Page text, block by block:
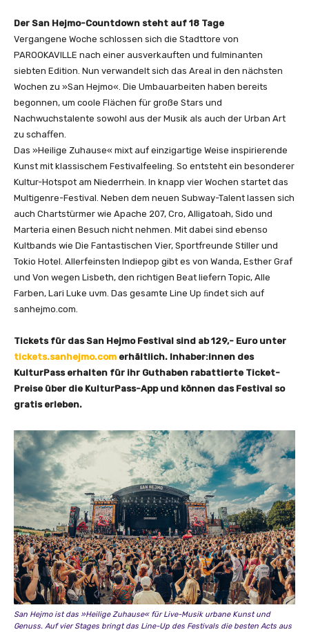
s
t
i
v
a
l
2
0
2
2
|
A
f
t
e
r
m
o
v
e
“
v
o
n
o
u
b
e
a
n
z
e
i
g
e
Der San Hejmo-Countdown steht auf 18 Tage
Vergangene Woche schlossen sich die Stadttore von
PAROOKAVILLE nach einer ausverkauften und fulminanten
siebten Edition. Nun verwandelt sich das Areal in den nächsten
Wochen zu »San Hejmo«. Die Umbauarbeiten haben bereits
begonnen, um coole Flächen für große Stars und
Nachwuchstalente sowohl aus der Musik als auch der Urban Art
zu schaﬀen.
Das »Heilige Zuhause« mixt auf einzigartige Weise inspirierende
Kunst mit klassischem Festivalfeeling. So entsteht ein besonderer
Kultur-Hotspot am Niederrhein. In knapp vier Wochen startet das
Multigenre-Festival. Neben dem neuen Subway-Talent lassen sich
auch Chartstürmer wie Apache 207, Cro, Alligatoah, Sido und
Marteria einen Besuch nicht nehmen. Mit dabei sind ebenso
Kultbands wie Die Fantastischen Vier, Sportfreunde Stiller und
Tokio Hotel. Allerfeinsten Indiepop gibt es von Wanda, Esther Graf
und Von wegen Lisbeth, den richtigen Beat liefern Topic, Alle
Farben, Lari Luke uvm. Das gesamte Line Up ﬁndet sich auf
sanhejmo.com.
Tickets für das San Hejmo Festival sind ab 129,- Euro unter
tickets.sanhejmo.com erhältlich. Inhaber:innen des
KulturPass erhalten für ihr Guthaben rabattierte Ticket-
Preise über die KulturPass-App und können das Festival so
gratis erleben.
San Hejmo ist das »Heilige Zuhause« für Live-Musik urbane Kunst und
Genuss. Auf vier Stages bringt das Line-Up des Festivals die besten Acts aus